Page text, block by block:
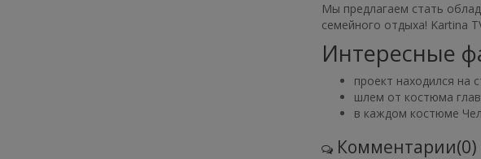
Мы предлагаем стать
семейного отдыха! Kartina
Интересные
проект находился на
шлем от костюма
в каждом костюме
Комментарии(0)